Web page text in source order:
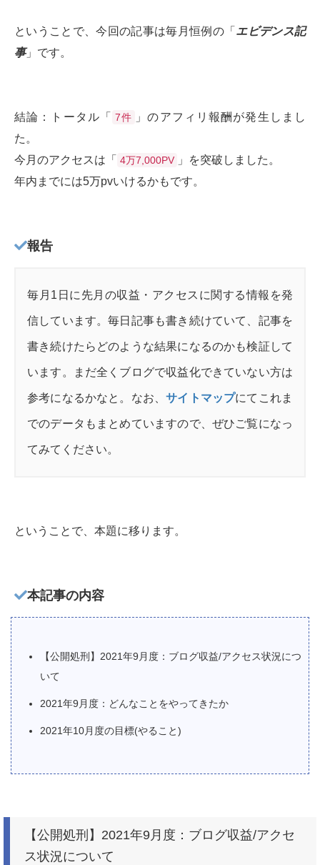
ということで、今回の記事は毎月恒例の「 エビデンス記
事」です。
結論：トータル「 7件
」のアフィリ報酬が発生しまし
た。
今月のアクセスは「
4万7,000PV
」を突破しました。
年内までには5万pvいけるかもです。
報告
毎月1日に先月の収益・アクセスに関する情報を発
信しています。毎日記事も書き続けていて、記事を
書き続けたらどのような結果になるのかも検証して
います。まだ全くブログで収益化できていない方は
参考になるかなと。なお、サイトマップにてこれま
でのデータもまとめていますので、ぜひご覧になっ
てみてください。
ということで、本題に移ります。
本記事の内容
【公開処刑】2021年9月度：ブログ収益/アクセス状況につ
いて
2021年9月度：どんなことをやってきたか
2021年10月度の目標(やること)
【公開処刑】2021年9月度：ブログ収益/アクセ
ス状況について